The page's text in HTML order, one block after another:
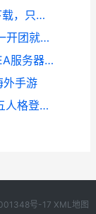
光夜每次版本更新都不能拿eduroam下载，只能拿流量 光夜v16
海外玩lol一开团就卡如何办 海外玩lol一开团就掉线
国外玩EA SPORTS FC™ 26 无法连接EA服务器 国外玩肚脐眼视频大全
外手游
海外玩第五人格网络卡顿如何化解?第五人格登入異常怎麼辩? 在国外玩第五人格卡怎么办
号-17 XML地图